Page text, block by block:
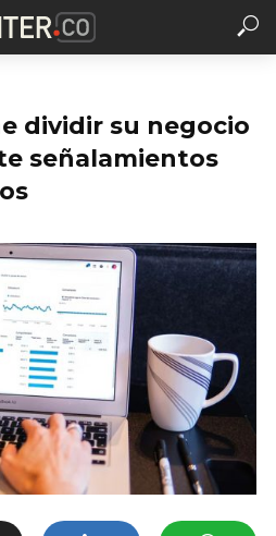
dividir su negocio
señalamientos